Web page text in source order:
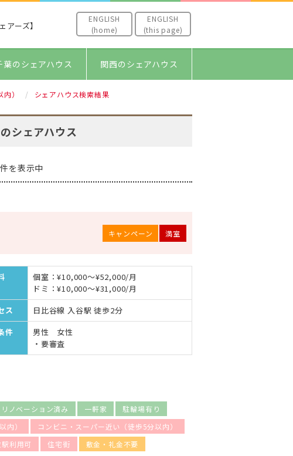
ーズ】
ENGLISH
(home)
ENGLISH
(this page)
葉のシェアハウス 関西のシェアハウス
） シェアハウス検索結果
シェアハウス
件を表示中
キャンペーン 満室
個室：¥10,000～¥52,000/月
ドミ：¥10,000～¥31,000/月
ス
日比谷線 入谷駅 徒歩2分
件
男性 女性
・要審査
ノベーション済み 一軒家
駐輪場有り
内）
コンビニ・スーパー近い（徒歩5分以内）
利用可 住宅街
敷金・礼金不要